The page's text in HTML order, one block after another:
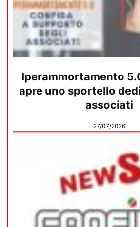
Iperammortamento
apre uno sportello
associati
27/07/2026